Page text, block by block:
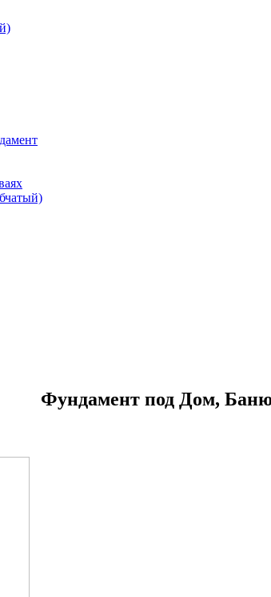
Фундамент под Дом, Баню